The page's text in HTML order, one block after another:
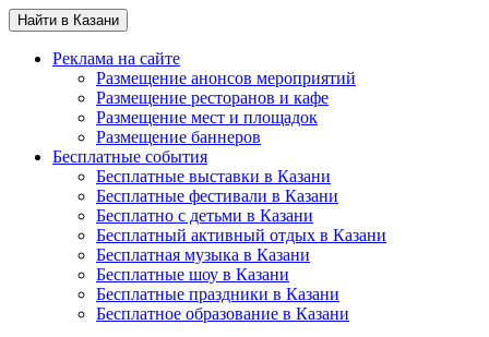
Найти в Казани
Реклама на сайте
Размещение анонсов мероприятий
Размещение ресторанов и кафе
Размещение мест и площадок
Размещение баннеров
Бесплатные события
Бесплатные выставки в Казани
Бесплатные фестивали в Казани
Бесплатно с детьми в Казани
Бесплатный активный отдых в Казани
Бесплатная музыка в Казани
Бесплатные шоу в Казани
Бесплатные праздники в Казани
Бесплатное образование в Казани